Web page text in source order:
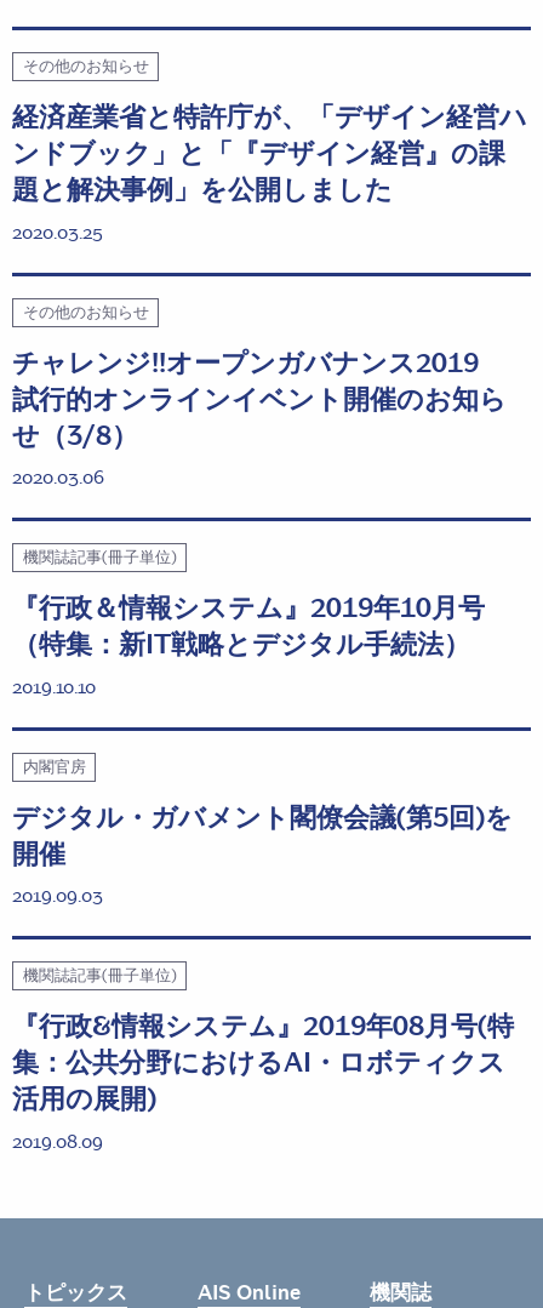
その他のお知らせ
経済産業省と特許庁が、「デザイン経営ハ
ンドブック」と「『デザイン経営』の課
題と解決事例」を公開しました
2020.03.25
その他のお知らせ
チャレンジ!!オープンガバナンス2019
試行的オンラインイベント開催のお知ら
せ（3/8）
2020.03.06
機関誌記事(冊子単位)
『行政＆情報システム』2019年10月号
（特集：新IT戦略とデジタル手続法）
2019.10.10
内閣官房
デジタル・ガバメント閣僚会議(第5回)を
開催
2019.09.03
機関誌記事(冊子単位)
『行政&情報システム』2019年08月号(特
集：公共分野におけるAI・ロボティクス
活用の展開)
2019.08.09
トピックス AIS Online
機関誌